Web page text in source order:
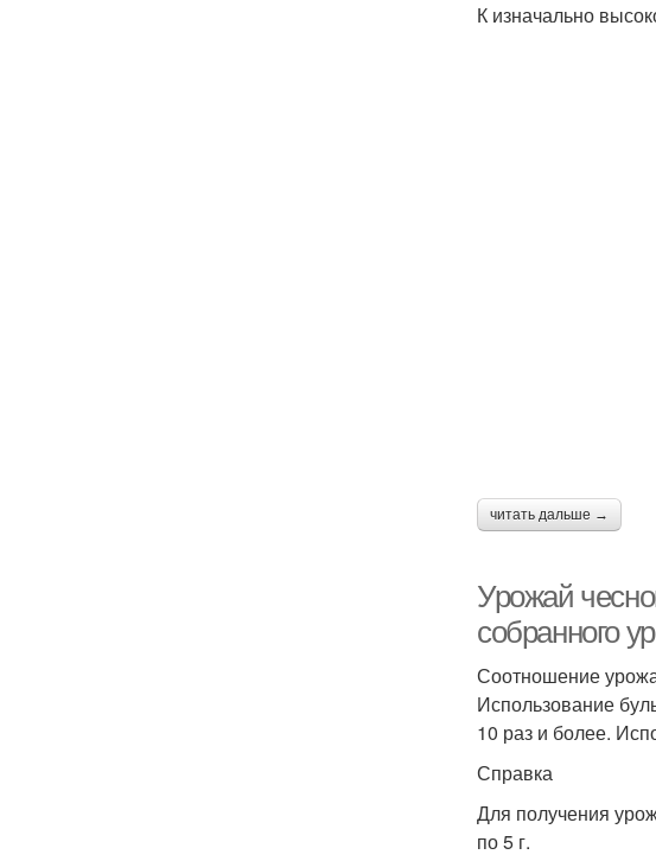
К изначально
читать дальше →
Урожай
собранного
Соотношение
Использование
10 раз и более.
Справка
Для получения
по 5 г.